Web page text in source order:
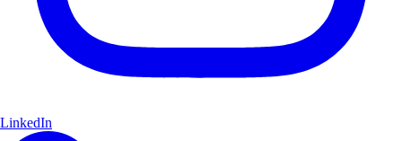
LinkedIn